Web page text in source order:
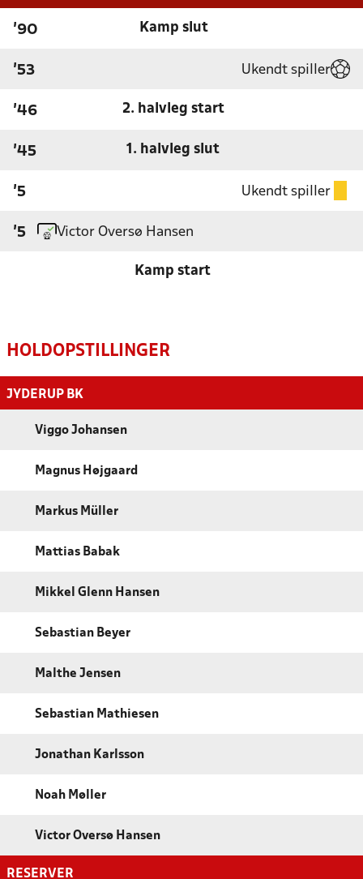
'90 Kamp slut
'53 Ukendt spiller
'46 2. halvleg start
'45 1. halvleg slut
'5 Ukendt spiller
'5 Victor Oversø Hansen
Kamp start
HOLDOPSTILLINGER
JYDERUP BK
Viggo Johansen
Magnus Højgaard
Markus Müller
Mattias Babak
Mikkel Glenn Hansen
Sebastian Beyer
Malthe Jensen
Sebastian Mathiesen
Jonathan Karlsson
Noah Møller
Victor Oversø Hansen
RESERVER